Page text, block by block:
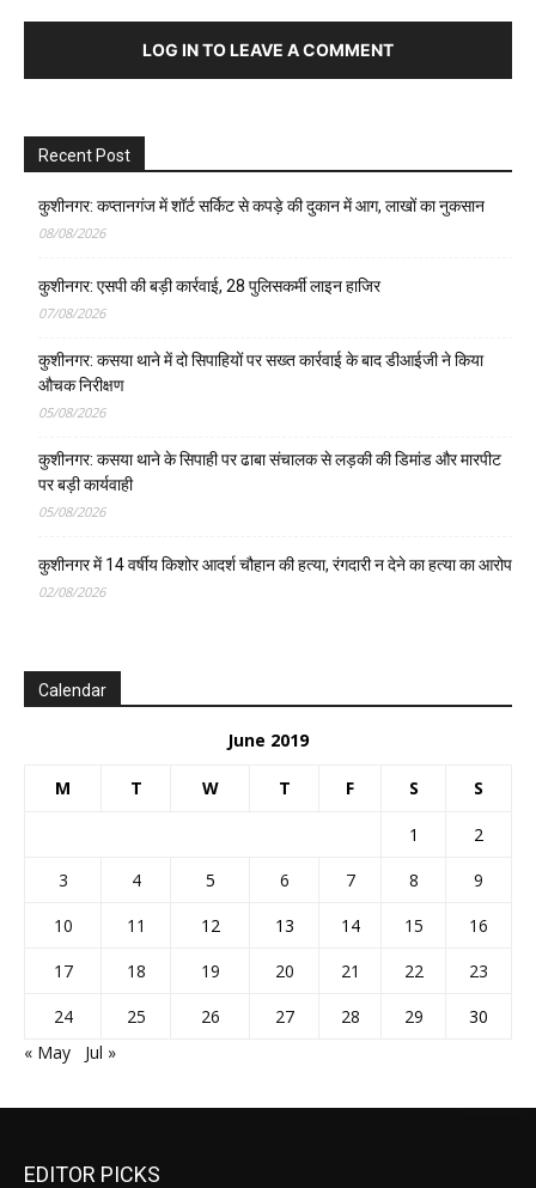
LOG IN TO LEAVE A COMMENT
Recent Post
कुशीनगर: कप्तानगंज में शॉर्ट सर्किट से कपड़े की दुकान में आग, लाखों का नुकसान
08/08/2026
कुशीनगर: एसपी की बड़ी कार्रवाई, 28 पुलिसकर्मी लाइन हाजिर
07/08/2026
कुशीनगर: कसया थाने में दो सिपाहियों पर सख्त कार्रवाई के बाद डीआईजी ने किया
औचक निरीक्षण
05/08/2026
कुशीनगर: कसया थाने के सिपाही पर ढाबा संचालक से लड़की की डिमांड और मारपीट
पर बड़ी कार्यवाही
05/08/2026
कुशीनगर में 14 वर्षीय किशोर आदर्श चौहान की हत्या, रंगदारी न देने का हत्या का आरोप
02/08/2026
Calendar
June 2019
M T W T F S S
1
2
3
4 5 6 7 8
9
10
11 12 13 14 15
16
17
18 19 20 21 22
23
24
25 26 27 28 29
30
« May
Jul »
EDITOR PICKS